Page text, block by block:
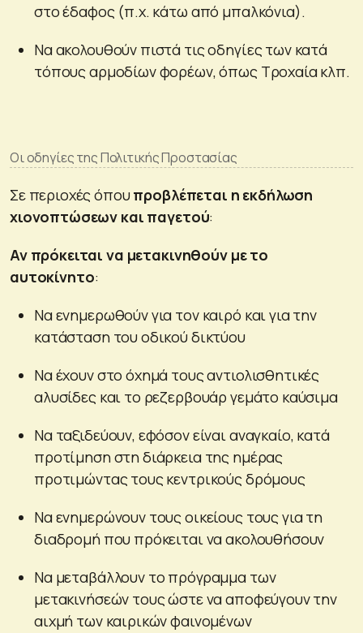
στο έδαφος (π.χ. κάτω από μπαλκόνια).
Να ακολουθούν πιστά τις οδηγίες των κατά
τόπους αρμοδίων φορέων, όπως Τροχαία κλπ.
Οι οδηγίες της Πολιτικής Προστασίας
Σε περιοχές όπουπροβλέπεται η εκδήλωση
χιονοπτώσεων και παγετού:
Αν πρόκειται να μετακινηθούν με το
αυτοκίνητο:
Να ενημερωθούν για τον καιρό και για την
κατάσταση του οδικού δικτύου
Να έχουν στο όχημά τους αντιολισθητικές
αλυσίδες και το ρεζερβουάρ γεμάτο καύσιμα
Να ταξιδεύουν, εφόσον είναι αναγκαίο, κατά
προτίμηση στη διάρκεια της ημέρας
προτιμώντας τους κεντρικούς δρόμους
Να ενημερώνουν τους οικείους τους για τη
διαδρομή που πρόκειται να ακολουθήσουν
Να μεταβάλλουν το πρόγραμμα των
μετακινήσεών τους ώστε να αποφεύγουν την
αιχμή των καιρικών φαινομένων